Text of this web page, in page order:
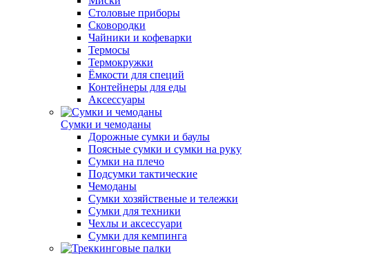
Столовые приборы
Сковородки
Чайники и кофеварки
Термосы
Термокружки
Ёмкости для специй
Контейнеры для еды
Аксессуары
Сумки и чемоданы
Дорожные сумки и баулы
Поясные сумки и сумки на руку
Сумки на плечо
Подсумки тактические
Чемоданы
Сумки хозяйственые и тележки
Сумки для техники
Чехлы и аксессуари
Сумки для кемпинга